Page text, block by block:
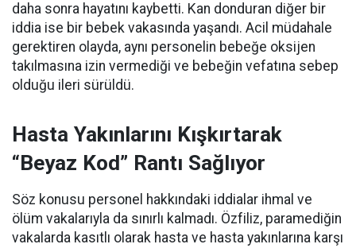
daha sonra hayatını kaybetti. Kan donduran diğer bir
iddia ise bir bebek vakasında yaşandı. Acil müdahale
gerektiren olayda, aynı personelin bebeğe oksijen
takılmasına izin vermediği ve bebeğin vefatına sebep
olduğu ileri sürüldü.
Hasta Yakınlarını Kışkırtarak
“Beyaz Kod” Rantı Sağlıyor
Söz konusu personel hakkındaki iddialar ihmal ve
ölüm vakalarıyla da sınırlı kalmadı. Özfiliz, paramediğin
vakalarda kasıtlı olarak hasta ve hasta yakınlarına karşı